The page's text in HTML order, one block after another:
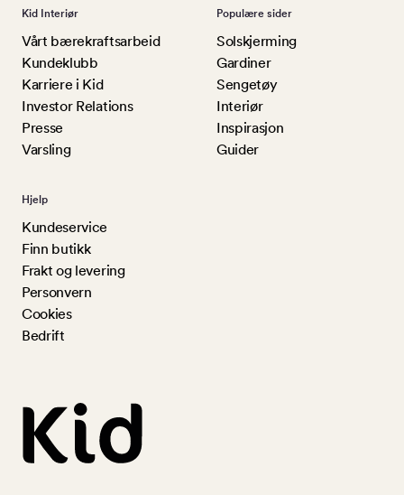
Kid Interiør
Vårt bærekraftsarbeid
Kundeklubb
Karriere i Kid
Investor Relations
Presse
Varsling
Populære sider
Solskjerming
Gardiner
Sengetøy
Interiør
Inspirasjon
Guider
Hjelp
Kundeservice
Finn butikk
Frakt og levering
Personvern
Cookies
Bedrift